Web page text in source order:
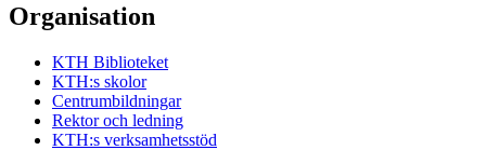
Organisation
KTH Biblioteket
KTH:s skolor
Centrumbildningar
Rektor och ledning
KTH:s verksamhetsstöd